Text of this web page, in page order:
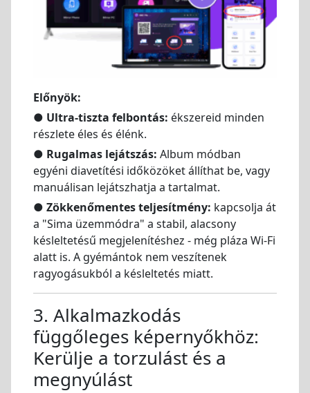
Előnyök:
● Ultra-tiszta felbontás: ékszereid minden
részlete éles és élénk.
● Rugalmas lejátszás: Album módban
egyéni diavetítési időközöket állíthat be, vagy
manuálisan lejátszhatja a tartalmat.
● Zökkenőmentes teljesítmény: kapcsolja át
a "Sima üzemmódra" a stabil, alacsony
késleltetésű megjelenítéshez - még pláza Wi-Fi
alatt is. A gyémántok nem veszítenek
ragyogásukból a késleltetés miatt.
3. Alkalmazkodás
függőleges képernyőkhöz:
Kerülje a torzulást és a
megnyúlást